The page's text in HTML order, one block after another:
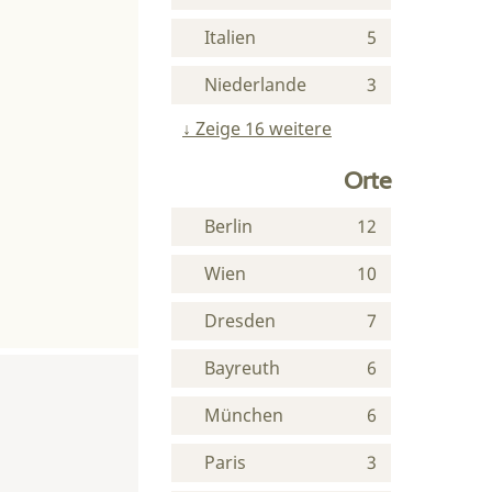
5
Italien
3
Niederlande
Zeige 16 weitere
Orte
12
Berlin
10
Wien
7
Dresden
6
Bayreuth
6
München
3
Paris